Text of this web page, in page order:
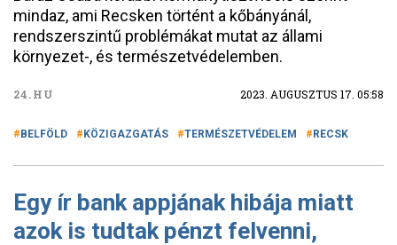
mindaz, ami Recsken történt a kőbányánál,
rendszerszintű problémákat mutat az állami
környezet-, és természetvédelemben.
24.HU 2023. AUGUSZTUS 17. 05:58
BELFÖLD KÖZIGAZGATÁS TERMÉSZETVÉDELEM RECSK
Egy ír bank appjának hibája miatt
azok is tudtak pénzt felvenni,